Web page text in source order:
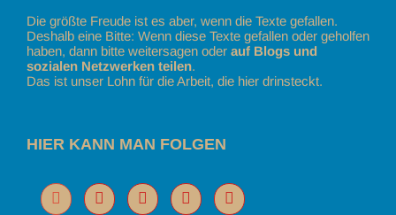
Die größte Freude ist es aber, wenn die Texte gefallen.
Deshalb eine Bitte: Wenn diese Texte gefallen oder geholfen
haben, dann bitte weitersagen oder auf Blogs und
sozialen Netzwerken teilen.
Das ist unser Lohn für die Arbeit, die hier drinsteckt.
HIER KANN MAN FOLGEN